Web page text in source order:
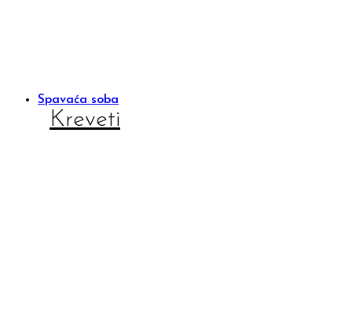
Spavaća soba
Kreveti